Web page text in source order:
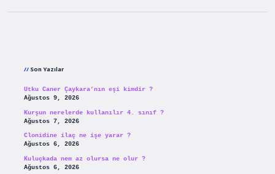
Son Yazılar
Utku Caner Çaykara’nın eşi kimdir ?
Ağustos 9, 2026
Kurşun nerelerde kullanılır 4. sınıf ?
Ağustos 7, 2026
Clonidine ilaç ne işe yarar ?
Ağustos 6, 2026
Kuluçkada nem az olursa ne olur ?
Ağustos 6, 2026